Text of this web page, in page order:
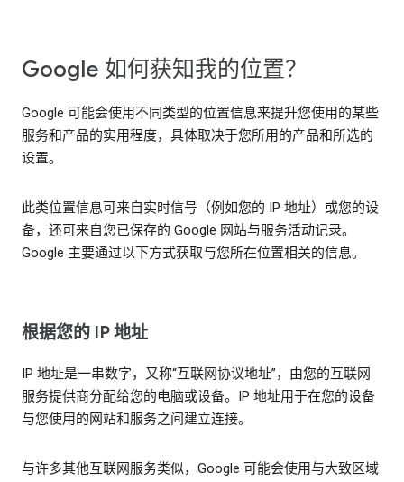
Google 如何获知我的位置？
Google 可能会使用不同类型的位置信息来提升您使用的某些
服务和产品的实用程度，具体取决于您所用的产品和所选的
设置。
此类位置信息可来自实时信号（例如您的 IP 地址）或您的设
备，还可来自您已保存的 Google 网站与服务活动记录。
Google 主要通过以下方式获取与您所在位置相关的信息。
根据您的 IP 地址
IP 地址是一串数字，又称“互联网协议地址”，由您的互联网
服务提供商分配给您的电脑或设备。IP 地址用于在您的设备
与您使用的网站和服务之间建立连接。
与许多其他互联网服务类似，Google 可能会使用与大致区域